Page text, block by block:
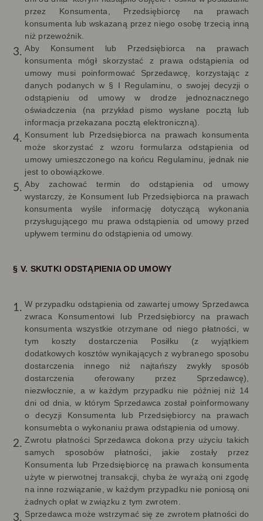
przez Konsumenta, Przedsiębiorcę na prawach
konsumenta lub wskazaną przez niego osobę trzecią inną
niż przewoźnik.
Aby Konsument lub Przedsiębiorca na prawach
konsumenta mógł skorzystać z prawa odstąpienia od
umowy musi poinformować Sprzedawcę, korzystając z
danych podanych w § I Regulaminu, o swojej decyzji o
odstąpieniu od umowy w drodze jednoznacznego
oświadczenia (na przykład pismo wysłane pocztą lub
informacja przekazana pocztą elektroniczną).
Konsument lub Przedsiębiorca na prawach konsumenta
może skorzystać z wzoru formularza odstąpienia od
umowy umieszczonego na końcu Regulaminu, jednak nie
jest to obowiązkowe.
Aby zachować termin do odstąpienia od umowy
wystarczy, że Konsument lub Przedsiębiorca na prawach
konsumenta wyśle informację dotyczącą wykonania
przysługującego mu prawa odstąpienia od umowy przed
upływem terminu do odstąpienia od umowy.
§ V. SKUTKI ODSTĄPIENIA OD UMOWY
W przypadku odstąpienia od zawartej umowy Sprzedawca
zwraca Konsumentowi lub Przedsiębiorcy na prawach
konsumenta wszystkie otrzymane od niego płatności, w
tym koszty dostarczenia Posiłku (z wyjątkiem
dodatkowych kosztów wynikających z wybranego sposobu
dostarczenia innego niż najtańszy zwykły sposób
dostarczenia oferowany przez Sprzedawcę),
niezwłocznie, a w każdym przypadku nie później niż 14
dni od dnia, w którym Sprzedawca został poinformowany
o decyzji Konsumenta lub Przedsiębiorcy na prawach
konsumebta o wykonaniu prawa odstąpienia od umowy.
Zwrotu płatności Sprzedawca dokona przy użyciu takich
samych sposobów płatności, jakie zostały przez
Konsumenta lub Przedsiębiorcę na prawach konsumenta
użyte w pierwotnej transakcji, chyba że wyrażą oni zgodę
na inne rozwiązanie, w każdym przypadku nie poniosą oni
żadnych opłat w związku z tym zwrotem.
Sprzedawca może wstrzymać się ze zwrotem płatności do